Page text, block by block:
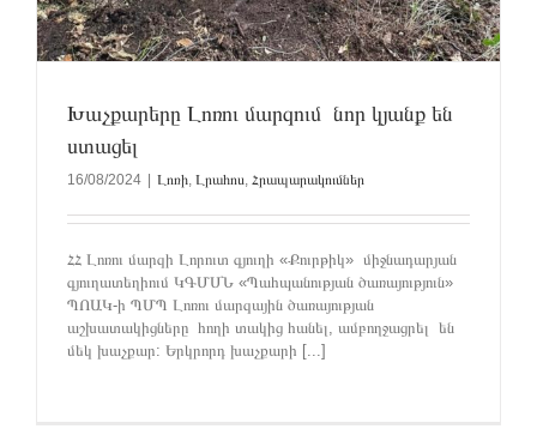
Խաչքարերը Լոռու մարզում նոր կյանք են
ստացել
16/08/2024 Լոռի, Լրահոս, Հրապարակումներ
ՀՀ Լոռու մարզի Լորուտ գյուղի «Քուրթիկ» միջնադարյան
գյուղատեղիում ԿԳՄՍՆ «Պահպանության ծառայություն»
ՊՈԱԿ-ի ՊՄՊ Լոռու մարզային ծառայության
աշխատակիցները հողի տակից հանել, ամբողջացրել են
մեկ խաչքար: Երկրորդ խաչքարի [...]